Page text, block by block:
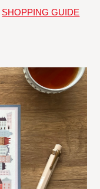
SHOPPING GUIDE